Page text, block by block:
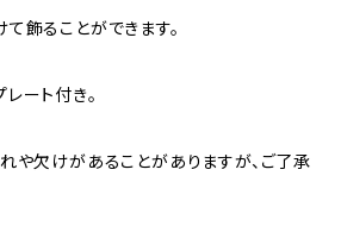
飾ることができます。
ート付き。
や欠けがあることがありますが、ご了承